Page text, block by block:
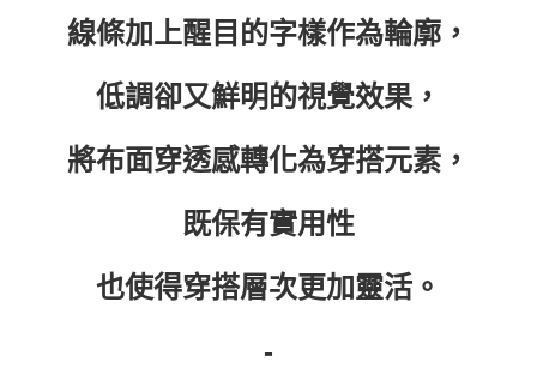
線條加上醒目的字樣作為輪廓，
低調卻又鮮明的視覺效果，
將布面穿透感轉化為穿搭元素，
既保有實用性
也使得穿搭層次更加靈活。
-